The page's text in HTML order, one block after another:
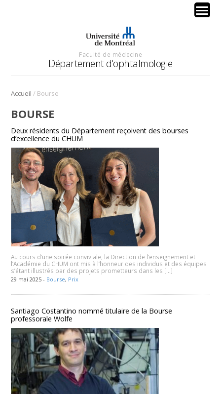
Faculté de médecine
Département d'ophtalmologie
Accueil / Bourse
BOURSE
Deux résidents du Département reçoivent des bourses
d’excellence du CHUM
Au cours d’une soirée conviviale, la Direction de l’enseignement et
l’Académie du CHUM ont mis à l’honneur des individus et des équipes
s’étant illustrés par des projets prometteurs dans les […]
29 mai 2025 - Bourse, Prix
Santiago Costantino nommé titulaire de la Bourse
professorale Wolfe